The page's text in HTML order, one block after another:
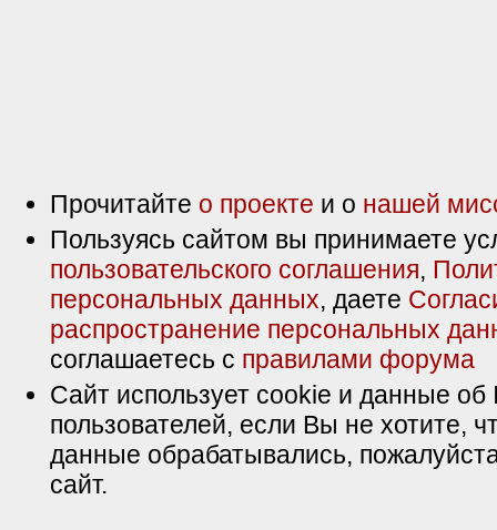
Прочитайте о проекте и о нашей
Пользуясь сайтом вы принимаете
пользовательского соглашения,
персональных данных, даете
распространение персональных
соглашаетесь с правилами форума
Сайт использует cookie и данные об
пользователей, если Вы не хотите,
данные обрабатывались,
сайт.